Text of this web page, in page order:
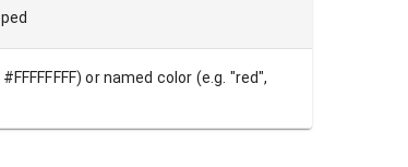
or named color (e.g. "red",